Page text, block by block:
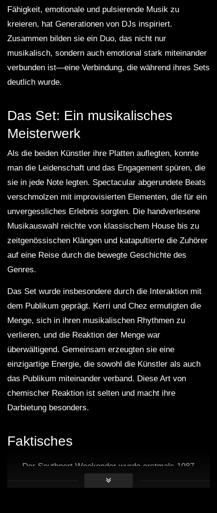
Fähigkeit, emotionale und pulsierende Musik zu
kreieren, hat Generationen von DJs inspiriert.
Zusammen bilden sie ein Duo, das nicht nur
musikalisch, sondern auch emotional stark miteinander
verbunden ist—eine Verbindung, die während ihres Sets
deutlich wurde.
Das Set: Ein musikalisches
Meisterwerk
Als die beiden Künstler ihre Platten auflegten, konnte
man die Leidenschaft und das Engagement spüren, die
sie in jede Note legten. Spectacular abgerundete Beats
verschmolzen mit improvisierten Elementen, die für ein
unvergessliches Erlebnis sorgten. Die handverlesene
Musikauswahl reichte von klassischem House bis zu
zeitgenössischen Klängen und katapultierte die Zuhörer
auf eine Reise durch die bewegte Geschichte des
Genres.
Das Set wurde insbesondere durch die Interaktion mit
dem Publikum geprägt. Kerri und Chez ermutigten die
Menge, sich in ihren musikalischen Rhythmen zu
verlieren, und die Reaktion der Menge war
überwältigend. Gemeinsam erzeugten sie eine
einzigartige Energie, die sowohl die Künstler als auch
das Publikum miteinander verband. Diese Art von
chemischer Reaktion ist selten und macht ihre
Darbietung besonders.
Faktisches
Der Southport Weekender wurde erstmals 1987
veranstaltet und hat seitdem an Popularität